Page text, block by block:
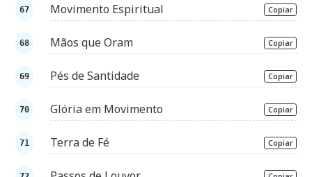
Movimento Espiritual Copiar
Mãos que Oram Copiar
Pés de Santidade Copiar
Glória em Movimento Copiar
Terra de Fé Copiar